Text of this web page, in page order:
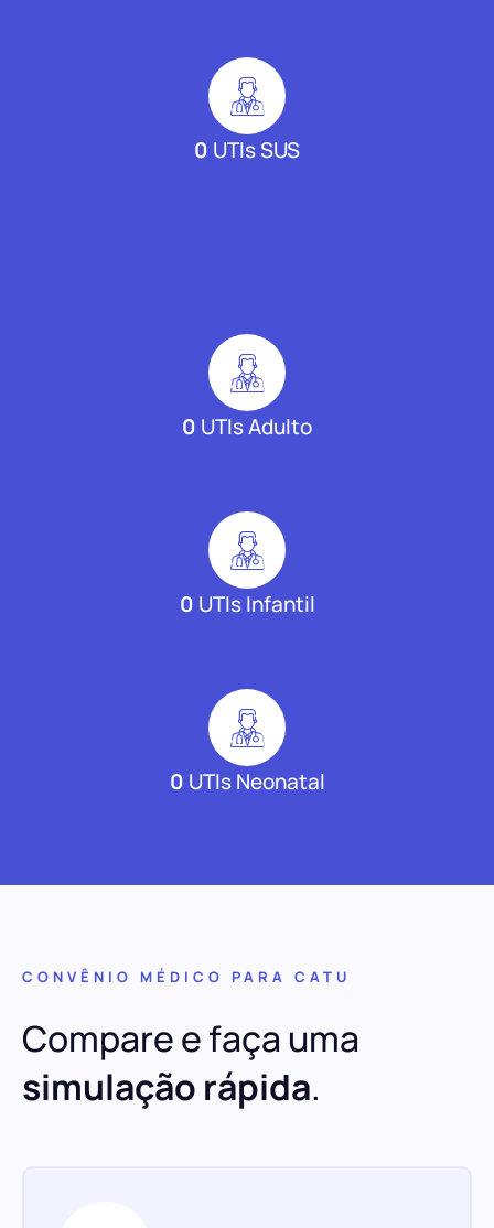
0 UTIs SUS
0 UTIs Adulto
0 UTIs Infantil
0 UTIs Neonatal
CONVÊNIO MÉDICO PARA CATU
Compare e faça uma
simulação rápida.